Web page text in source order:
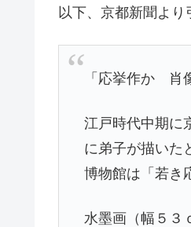
以下、京都新聞より
「応挙作か 肖
江戸時代中期に
に弟子が描いた
博物館は「若き
水墨画（幅５３